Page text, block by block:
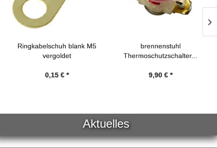
Ringkabelschuh blank M5
vergoldet
0,15 € *
brennenstuhl
Thermoschutzschalter...
9,90 € *
Aktuelles